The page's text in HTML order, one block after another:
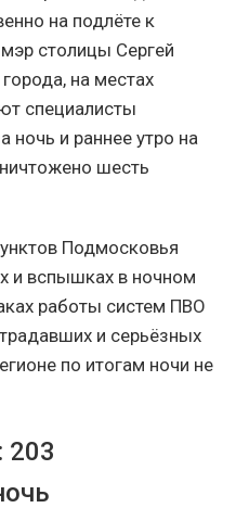
на подлёте к
столицы Сергей
на местах
специалисты
ночь и раннее утро на
шесть
Подмосковья
и вспышках в ночном
работы систем ПВО
и серьёзных
по итогам ночи не
203